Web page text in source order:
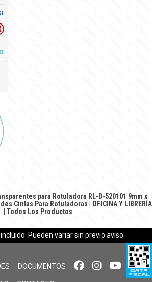
para Rotuladora RL-D-520101 9mm x
Cintas Para Rotuladoras
OFICINA Y LIBRERÍA
Todos Los Productos
Pueden variar sin previo aviso.
DOCUMENTOS